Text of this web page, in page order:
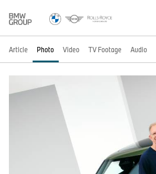
Article Photo Video TV Footage Audio